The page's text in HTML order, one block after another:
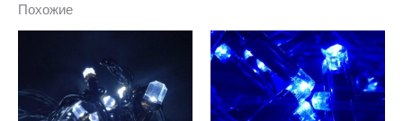
Похожие